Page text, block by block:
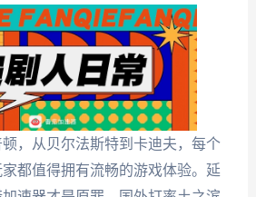
，从贝尔法斯特到卡迪夫，每个
都值得拥有流畅的游戏体验。延